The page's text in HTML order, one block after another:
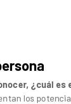
¿cuál es
los